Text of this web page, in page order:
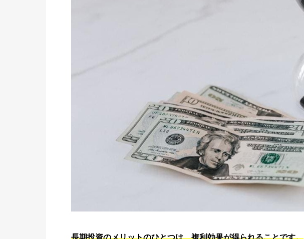
長期投資のメリットのひとつは、複利効果が得られることです。